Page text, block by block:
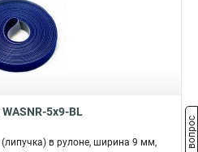
5x9-BL
(липучка) в рулоне, ширина 9 мм,